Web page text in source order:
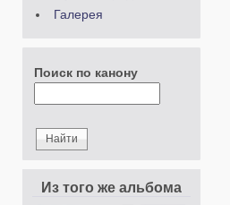
Галерея
Поиск по канону
Из того же альбома